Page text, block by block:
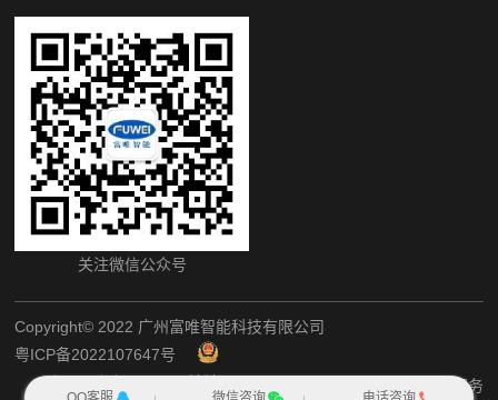
关注微信公众号
Copyright©️ 2022 广州富唯智能科技有限公司
粤ICP备2022107647号
犀牛云提供企业云服务